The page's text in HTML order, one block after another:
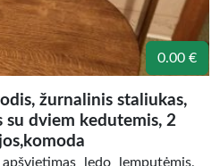
0.00 €
žurnalinis staliukas,
su dviem kedutemis, 2
ledo lemputėmis,